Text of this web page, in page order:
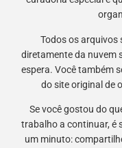
Todos os arquivos
diretamente da nuvem
espera. Você também
do site original de
Se você gostou do
trabalho a continuar, é
um minuto: